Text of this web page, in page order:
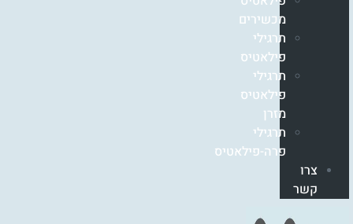
מכשירים
תרגילי
פילאטיס
תרגילי
פילאטיס
מזרן
תרגילי
פרה-פילאטיס
צרו
קשר